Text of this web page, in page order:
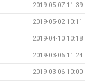
2019-05-07 11:39
2019-05-02 10:11
2019-04-10 10:18
2019-03-06 11:24
2019-03-06 10:00